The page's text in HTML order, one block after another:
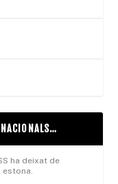
ha deixat de
estona.